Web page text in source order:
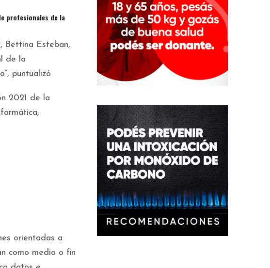
profesionales de la
Bettina Esteban,
de la
puntualizó
2021 de la
orientadas a
como medio o fin